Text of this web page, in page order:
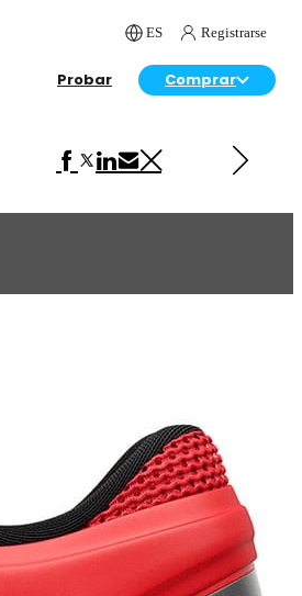
ES Registrarse
Probar Comprar
Canon 1D